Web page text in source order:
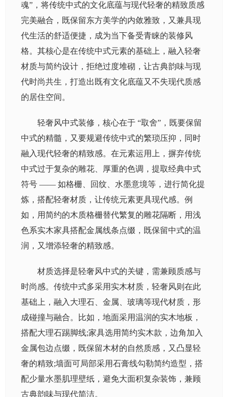
魂”，将传统中式的文化底蕴与现代轻奢的精致质感
完美融合，既保留东方美学的内敛雅致，又兼具现
代生活的舒适便捷，成为当下备受青睐的装修风
格。其核心是在传统中式元素的基础上，融入轻奢
材质与简约设计，拒绝过度堆砌，让古典韵味与现
代时尚共生，打造出既有文化底蕴又不失现代质感
的居住空间。
轻奢风中式装修，核心在于 “取舍”，既要保留
中式的精髓，又要规避传统中式的繁琐压抑，同时
融入现代轻奢的精致感。在元素运用上，摒弃传统
中式过于复杂的雕花、厚重的色调，提取经典中式
符号 —— 如格栅、回纹、水墨意境等，进行简化提
炼，搭配轻奢材质，让传统元素更具现代感。例
如，用简约的木质格栅替代繁复的雕花隔断，用浅
色系实木家具搭配金属线条点缀，既保留中式的温
润，又增添轻奢的精致感。
材质选择是轻奢风中式的关键，需兼顾质感与
时尚感。传统中式多采用实木材质，轻奢风则在此
基础上，融入大理石、金属、玻璃等现代材质，形
成碰撞与融合。比如，地面采用温润的实木地板，
搭配大理石踢脚线;家具选用简约实木款，边角加入
金属包边点缀，既保留木材的自然质感，又凸显轻
奢的精致;墙面可局部采用石膏线勾勒简约造型，搭
配少量水墨肌理壁纸，避免大面积复杂装饰，兼顾
古典韵味与现代简洁。